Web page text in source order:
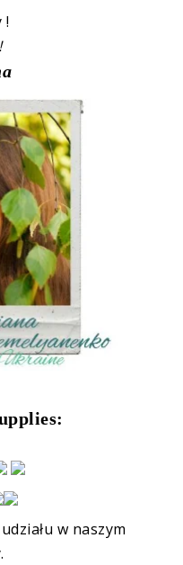
!
w naszym